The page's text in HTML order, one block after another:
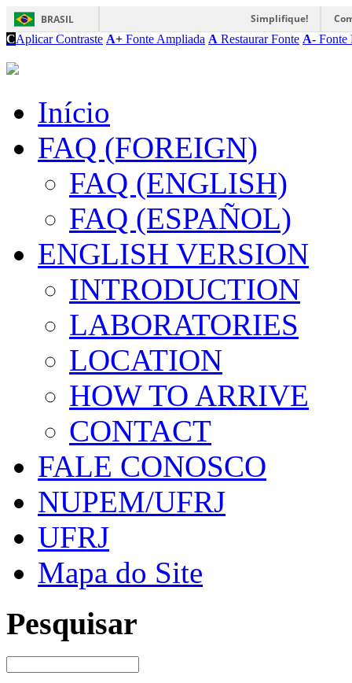
BRASIL Simplifique!
CAplicar Contraste A+ Fonte Ampliada A Restaurar Fonte A- Fonte
Início
FAQ (FOREIGN)
FAQ (ENGLISH)
FAQ (ESPAÑOL)
ENGLISH VERSION
INTRODUCTION
LABORATORIES
LOCATION
HOW TO ARRIVE
CONTACT
FALE CONOSCO
NUPEM/UFRJ
UFRJ
Mapa do Site
Pesquisar